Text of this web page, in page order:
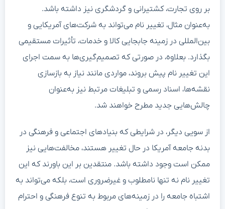
بر روی تجارت، کشتیرانی و گردشگری نیز داشته باشد.
به‌عنوان مثال، تغییر نام می‌تواند به شرکت‌های آمریکایی و
بین‌المللی در زمینه جابجایی کالا و خدمات، تأثیرات مستقیمی
بگذارد. بعلاوه، در صورتی که تصمیم‌گیری‌ها به سمت اجرای
این تغییر نام پیش بروند، مواردی مانند نیاز به بازسازی
نقشه‌ها، اسناد رسمی و تبلیغات مرتبط نیز به‌عنوان
چالش‌هایی جدید مطرح خواهند شد.
از سویی دیگر، در شرایطی که بنیادهای اجتماعی و فرهنگی در
بدنه جامعه آمریکا در حال تغییر هستند، مخالفت‌هایی نیز
ممکن است وجود داشته باشد. منتقدین بر این باورند که این
تغییر نام نه تنها نامطلوب و غیرضروری است، بلکه می‌تواند به
اشتباه جامعه را در زمینه‌های مربوط به تنوع فرهنگی و احترام